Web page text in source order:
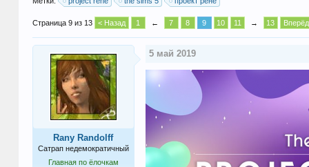
Страница 9 из 13 < Назад 1 ← 7 8 9 10 11 → 13
Rany Randolff
Сатрап недемократичный
Главная по ёлочкам
5 май 2019